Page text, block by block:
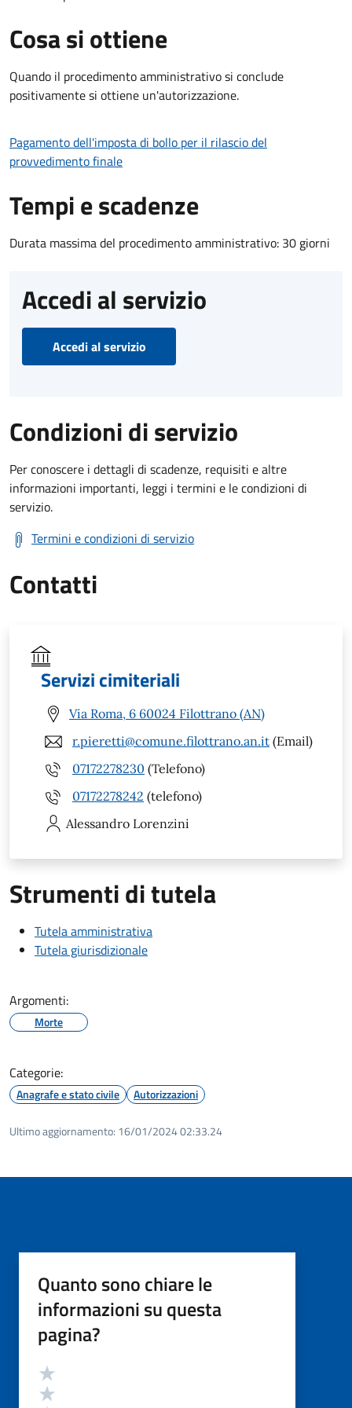
Cosa si ottiene
Quando il procedimento amministrativo si conclude
positivamente si ottiene un'autorizzazione.
Pagamento dell'imposta di bollo per il rilascio del
provvedimento finale
Tempi e scadenze
Durata massima del procedimento amministrativo: 30 giorni
Accedi al servizio
Accedi al servizio
Condizioni di servizio
Per conoscere i dettagli di scadenze, requisiti e altre
informazioni importanti, leggi i termini e le condizioni di
servizio.
Termini e condizioni di servizio
Contatti
Servizi cimiteriali
Via Roma, 6 60024 Filottrano (AN)
r.pieretti@comune.filottrano.an.it (Email)
07172278230 (Telefono)
07172278242 (telefono)
Alessandro Lorenzini
Strumenti di tutela
Tutela amministrativa
Tutela giurisdizionale
Argomenti:
Morte
Categorie:
Anagrafe e stato civile Autorizzazioni
Ultimo aggiornamento: 16/01/2024 02:33.24
Quanto sono chiare le
informazioni su questa
pagina?
Valutazione